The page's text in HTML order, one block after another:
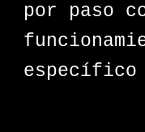
por paso
específico